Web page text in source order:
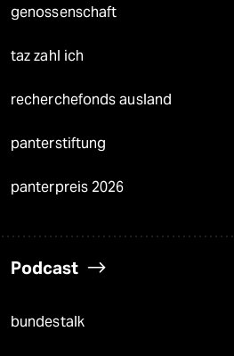
genossenschaft
taz zahl ich
recherchefonds ausland
panterstiftung
panterpreis 2026
Podcast
bundestalk